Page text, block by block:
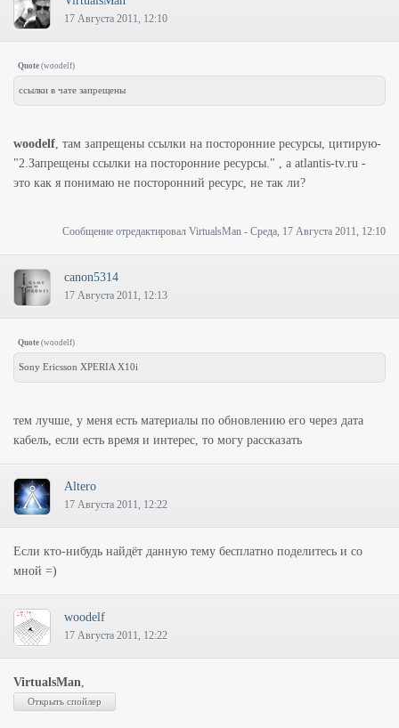
17 Августа 2011, 12:10
Quote (woodelf)
ссылки в чате запрещены
woodelf, там запрещены ссылки на посторонние ресурсы, цитирую-
"2.Запрещены ссылки на посторонние ресурсы." , а atlantis-tv.ru -
это как я понимаю не посторонний ресурс, не так ли?
Сообщение отредактировал VirtualsMan - Среда, 17 Августа 2011, 12:10
canon5314
17 Августа 2011, 12:13
Quote (woodelf)
Sony Ericsson XPERIA X10i
тем лучше, у меня есть материалы по обновлению его через дата
кабель, если есть время и интерес, то могу рассказать
Altero
17 Августа 2011, 12:22
Если кто-нибудь найдёт данную тему бесплатно поделитесь и со
мной =)
woodelf
17 Августа 2011, 12:22
VirtualsMan,